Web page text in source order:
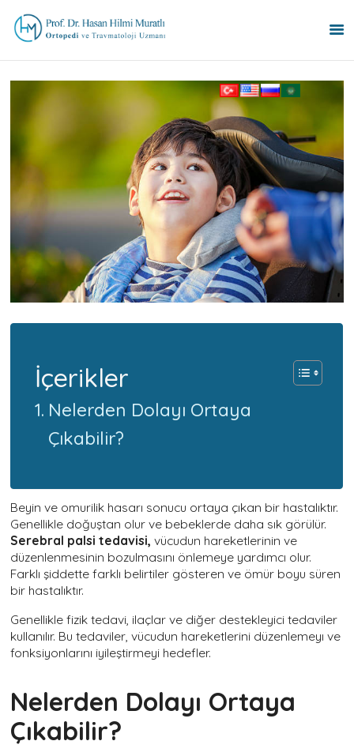
UZMANLIK ALANLARI
HAKKINDA
İLETIŞIM
ENGLISH
РУССКИЙ
العربية
БЪЛГАРСКИ
İçerikler
Nelerden Dolayı Ortaya
Çıkabilir?
Beyin ve omurilik hasarı sonucu ortaya çıkan bir hastalıktır.
Genellikle doğuştan olur ve bebeklerde daha sık görülür.
Serebral palsi tedavisi,vücudun hareketlerinin ve
düzenlenmesinin bozulmasını önlemeye yardımcı olur.
Farklı şiddette farklı belirtiler gösteren ve ömür boyu süren
bir hastalıktır.
Genellikle fizik tedavi, ilaçlar ve diğer destekleyici tedaviler
kullanılır. Bu tedaviler, vücudun hareketlerini düzenlemeyı ve
fonksiyonlarını iyileştirmeyi hedefler.
Nelerden Dolayı Ortaya
Çıkabilir?